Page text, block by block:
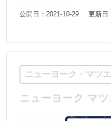
公開日：2021-10-29 更新日
ニューヨーク・マツ
ニューヨーク マ